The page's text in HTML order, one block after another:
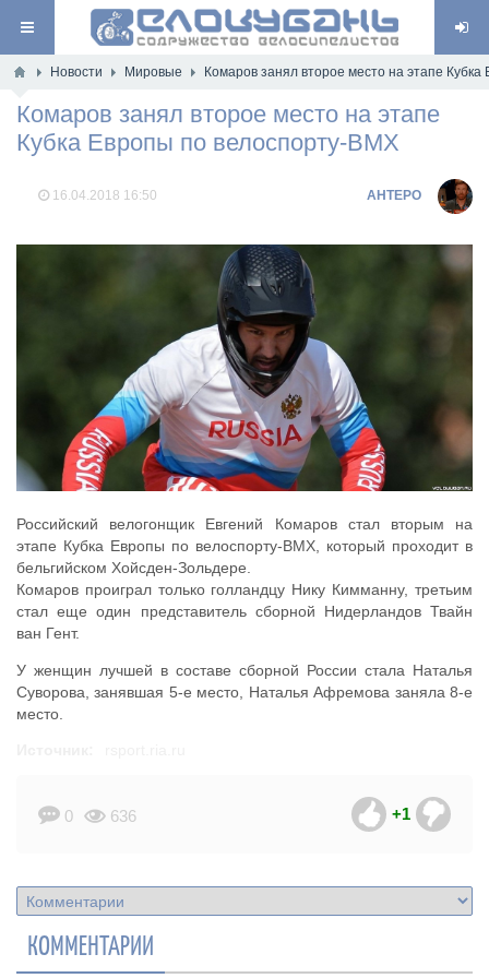
Новости Мировые Комаров занял второе место на этапе
Комаров занял второе место на этапе
Кубка Европы по велоспорту-ВМХ
16.04.2018 16:50 AHTEPO
Российский велогонщик Евгений Комаров стал вторым на
этапе Кубка Европы по велоспорту-ВМХ, который проходит в
бельгийском Хойсден-Зольдере.
Комаров проиграл только голландцу Нику Кимманну, третьим
стал еще один представитель сборной Нидерландов Твайн
ван Гент.
У женщин лучшей в составе сборной России стала Наталья
Суворова, занявшая 5-е место, Наталья Афремова заняла 8-е
место.
0 636 +1
КОММЕНТАРИИ